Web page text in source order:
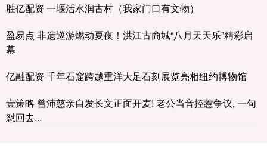
胜亿配资 一堰活水润古村（我家门口有文物）
盈易点 非遗巡游燃动夏夜！洪江古商城“八月天天乐”精彩启
幕
亿融配资 千年石窟跨越重洋大足石刻展览亮相纽约博物馆
壹策略 曾沛慈亲自发长文正面开麦! 老公当音控惹争议, 一句
怼回去...